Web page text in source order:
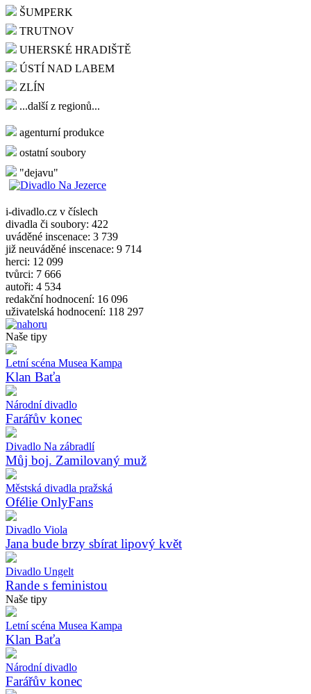
ŠUMPERK
TRUTNOV
UHERSKÉ HRADIŠTĚ
ÚSTÍ NAD LABEM
ZLÍN
...další z regionů...
agenturní produkce
ostatní soubory
"dejavu"
i-divadlo.cz v číslech
divadla či soubory: 422
uváděné inscenace: 3 739
již neuváděné inscenace: 9 714
herci: 12 099
tvůrci: 7 666
autoři: 4 534
redakční hodnocení: 16 096
uživatelská hodnocení: 118 297
Naše tipy
Letní scéna Musea Kampa
Klan Baťa
Národní divadlo
Farářův konec
Divadlo Na zábradlí
Můj boj. Zamilovaný muž
Městská divadla pražská
Ofélie OnlyFans
Divadlo Viola
Jana bude brzy sbírat lipový květ
Divadlo Ungelt
Rande s feministou
Naše tipy
Letní scéna Musea Kampa
Klan Baťa
Národní divadlo
Farářův konec